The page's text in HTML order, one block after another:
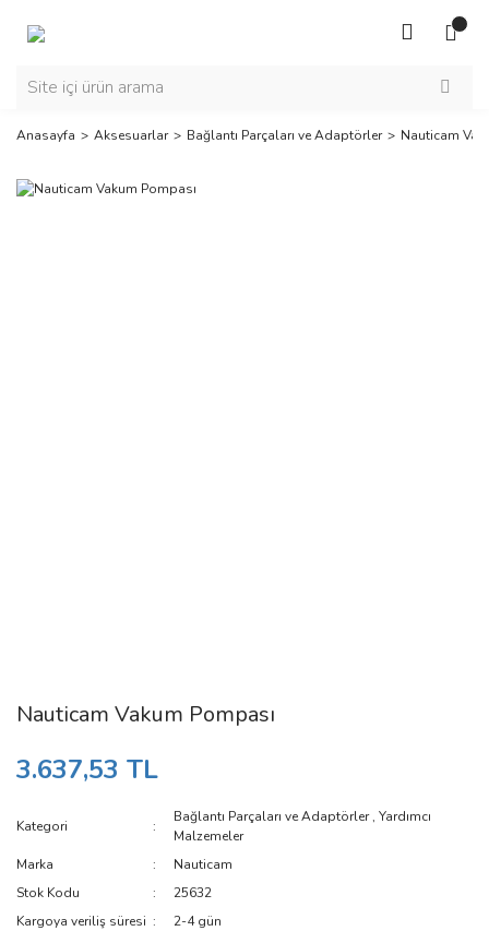
Anasayfa Aksesuarlar Bağlantı Parçaları ve Adaptörler Nauticam
Nauticam Vakum Pompası
3.637,53 TL
Kategori
Bağlantı Parçaları ve Adaptörler,Yardımcı
Malzemeler
Marka
Nauticam
Stok Kodu
25632
Kargoya veriliş süresi
2-4 gün